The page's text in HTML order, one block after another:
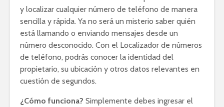
y localizar cualquier número de teléfono de manera
sencilla y rápida. Ya no será un misterio saber quién
está llamando o enviando mensajes desde un
número desconocido. Con el Localizador de números
de teléfono, podrás conocer la identidad del
propietario, su ubicación y otros datos relevantes en
cuestión de segundos.
¿Cómo funciona? Simplemente debes ingresar el